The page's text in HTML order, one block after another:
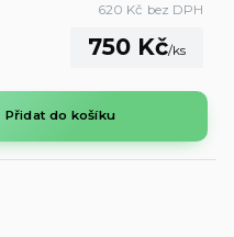
750 Kč/ks
620 Kč bez DPH
Přidat do košíku